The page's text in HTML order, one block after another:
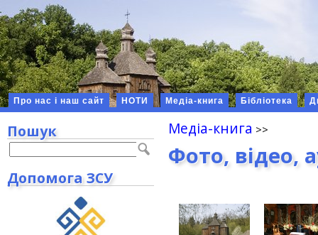
Про нас і наш сайт НОТИ Медіа-книга Бібліотека
Медіа-книга
Фото, відео,
Пошук
Допомога ЗСУ